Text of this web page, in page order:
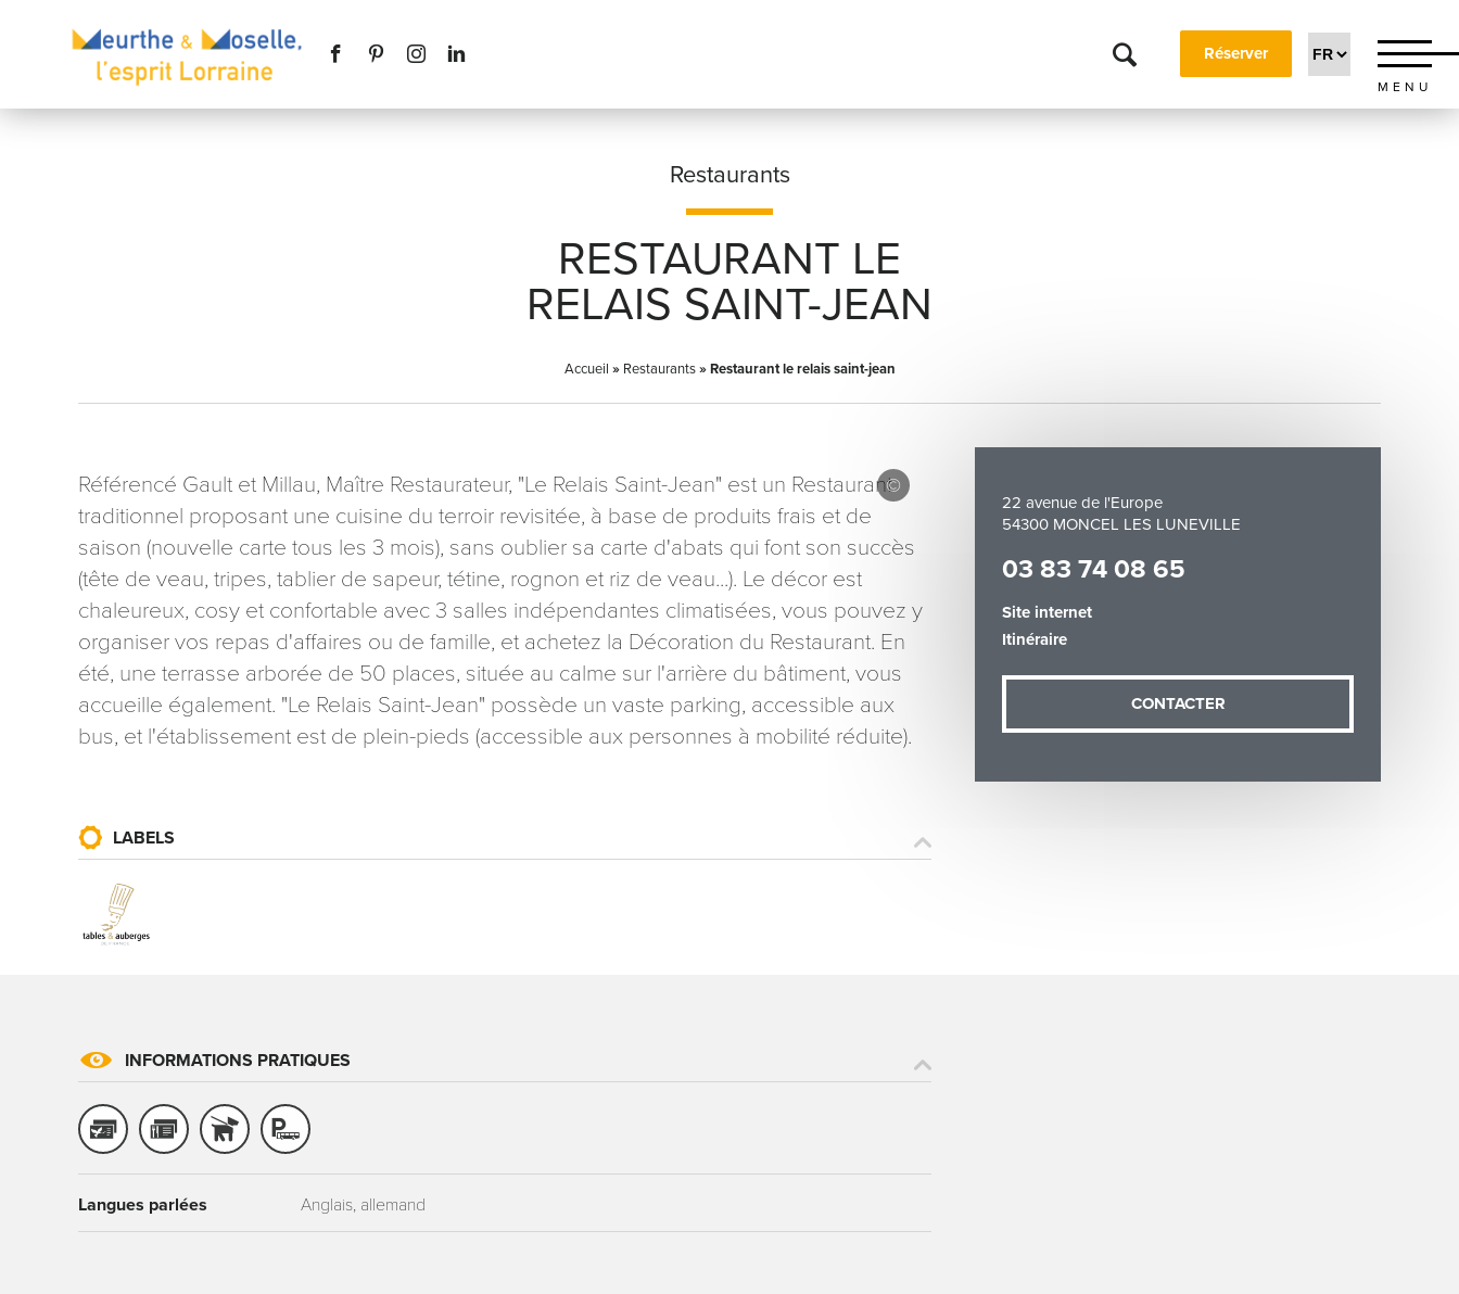
Réserver
MENU
Restaurants
RESTAURANT LE
RELAIS SAINT-JEAN
Accueil » Restaurants»Restaurant le relais saint-jean
22 avenue de l'Europe
54300 MONCEL LES LUNEVILLE
03 83 74 08 65
Site internet
Itinéraire
CONTACTER
Référencé Gault et Millau, Maître Restaurateur, "Le Relais Saint-Jean" est un Restaurant
traditionnel proposant une cuisine du terroir revisitée, à base de produits frais et de
saison (nouvelle carte tous les 3 mois), sans oublier sa carte d'abats qui font son succès
(tête de veau, tripes, tablier de sapeur, tétine, rognon et riz de veau...). Le décor est
chaleureux, cosy et confortable avec 3 salles indépendantes climatisées, vous pouvez y
organiser vos repas d'affaires ou de famille, et achetez la Décoration du Restaurant. En
été, une terrasse arborée de 50 places, située au calme sur l'arrière du bâtiment, vous
accueille également. "Le Relais Saint-Jean" possède un vaste parking, accessible aux
bus, et l'établissement est de plein-pieds (accessible aux personnes à mobilité réduite).
LABELS
INFORMATIONS PRATIQUES
Langues parlées Anglais, allemand
Prénom*
Adresse email*
Les informations recueillies à partir de ce formulaire sont nécessaires au traitement de votre demande (sauf
mention contraire). Vous disposez d’un droit d’accès, de rectification et d’opposition aux données vous
concernant, que vous pouvez exercer en adressant une demande par courriel à tourisme@departement54.fr
Tourisme - 48 esplanade Jacques-Baudot CO 90019 54035 NANCY cedex